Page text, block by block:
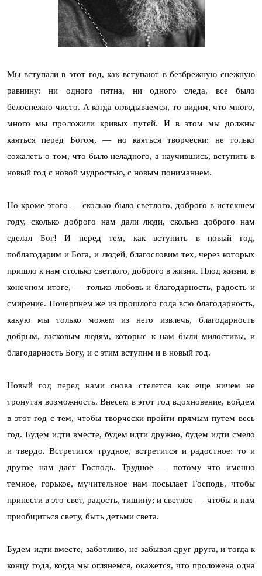
Мы вступали в этот год, как вступают в безбрежную снежную
равнину: ни одного пятна, ни одного следа, все было
белоснежно чисто. А когда оглядываемся, то видим, что много,
много мы проложили кривых путей. И в этом мы должны
каяться перед Богом,— но каятьсятворчески: не только
сожалеть о том, что было неладного, а научившись, вступить в
новый год с новой мудростью, с новым пониманием.
Но кроме этого — сколько было светлого, доброго в истекшем
году, сколько доброго нам дали люди, сколько доброго нам
сделал Бог! И перед тем, как вступить в новый год,
поблагодарим и Бога, и людей, благословим тех, через которых
пришло к нам столько светлого, доброго в жизни. Плод жизни, в
конечном итоге, — только любовь и благодарность, радость и
смирение. Почерпнем же из прошлого года всю благодарность,
какую мы только можем из него извлечь, благодарность
добрым, ласковым людям, которые к нам были милостивы, и
благодарность Богу, и с этим вступим и в новый год.
Новый год перед нами снова стелется как еще ничем не
тронутая возможность. Внесем в этот год вдохновение, войдем
в этот год с тем, чтобы творчески пройти прямым путем весь
год. Будем идти вместе, будем идти дружно, будем идти смело
и твердо. Встретится трудное, встретится и радостное: то и
другое нам дает Господь. Трудное — потому что именно
темное, горькое, мучительное нам посылает Господь, чтобы
принести в это свет, радость, тишину; и светлое — чтобы и нам
приобщиться свету, быть детьми света.
Будем идти вместе, заботливо, не забывая друг друга, и тогда к
концу года, когда мы оглянемся, окажется, что проложена одна